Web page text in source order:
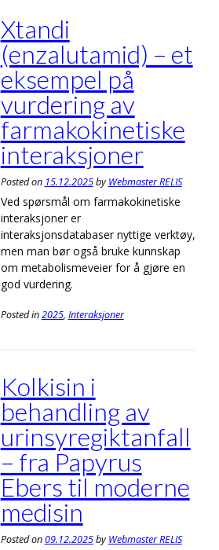
Xtandi
(enzalutamid) – et
eksempel på
vurdering av
farmakokinetiske
interaksjoner
Posted on 15.12.2025byWebmaster RELIS
Ved spørsmål om farmakokinetiske
interaksjoner er
interaksjonsdatabaser nyttige verktøy,
men man bør også bruke kunnskap
om metabolismeveier for å gjøre en
god vurdering.
Posted in2025, Interaksjoner
Kolkisin i
behandling av
urinsyregiktanfall
– fra Papyrus
Ebers til moderne
medisin
Posted on09.12.2025byWebmaster RELIS